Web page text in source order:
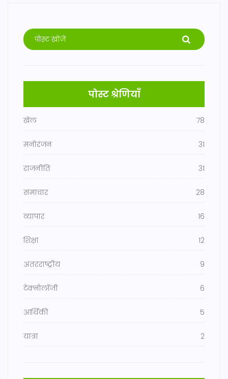
पोस्ट श्रेणियाँ
खेल 78
मनोरंजन 31
राजनीति 31
समाचार 28
व्यापार 16
शिक्षा 12
अंतरराष्ट्रीय 9
टेक्नोलॉजी 6
आर्थिकी 5
यात्रा 2